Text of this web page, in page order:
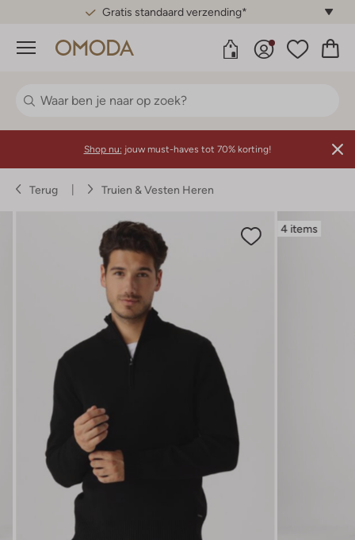
Gratis standaard verzending*
Menu
Shop nu: jouw must-haves tot 70% korting!
Terug Truien & Vesten Heren
4 items